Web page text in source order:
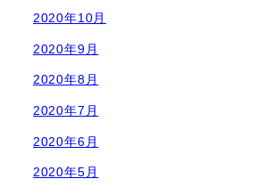
2020年10月
2020年9月
2020年8月
2020年7月
2020年6月
2020年5月